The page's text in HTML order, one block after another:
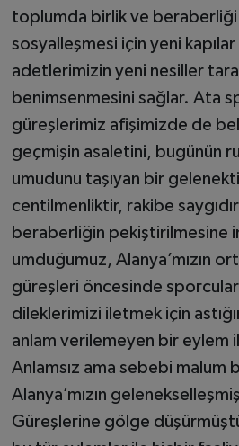
toplumda birlik ve beraberliği
sosyalleşmesi için yeni
adetlerimizin yeni nesiller
benimsenmesini sağlar. Ata
güreşlerimiz afişimizde de
geçmişin asaletini, bugünün
umudunu taşıyan bir
centilmenliktir, rakibe
beraberliğin pekiştirilmesine
umduğumuz, Alanya’mızın
güreşleri öncesinde
dileklerimizi iletmek için
anlam verilemeyen bir eylem
Anlamsız ama sebebi malum
Alanya’mızın
Güreşlerine gölge